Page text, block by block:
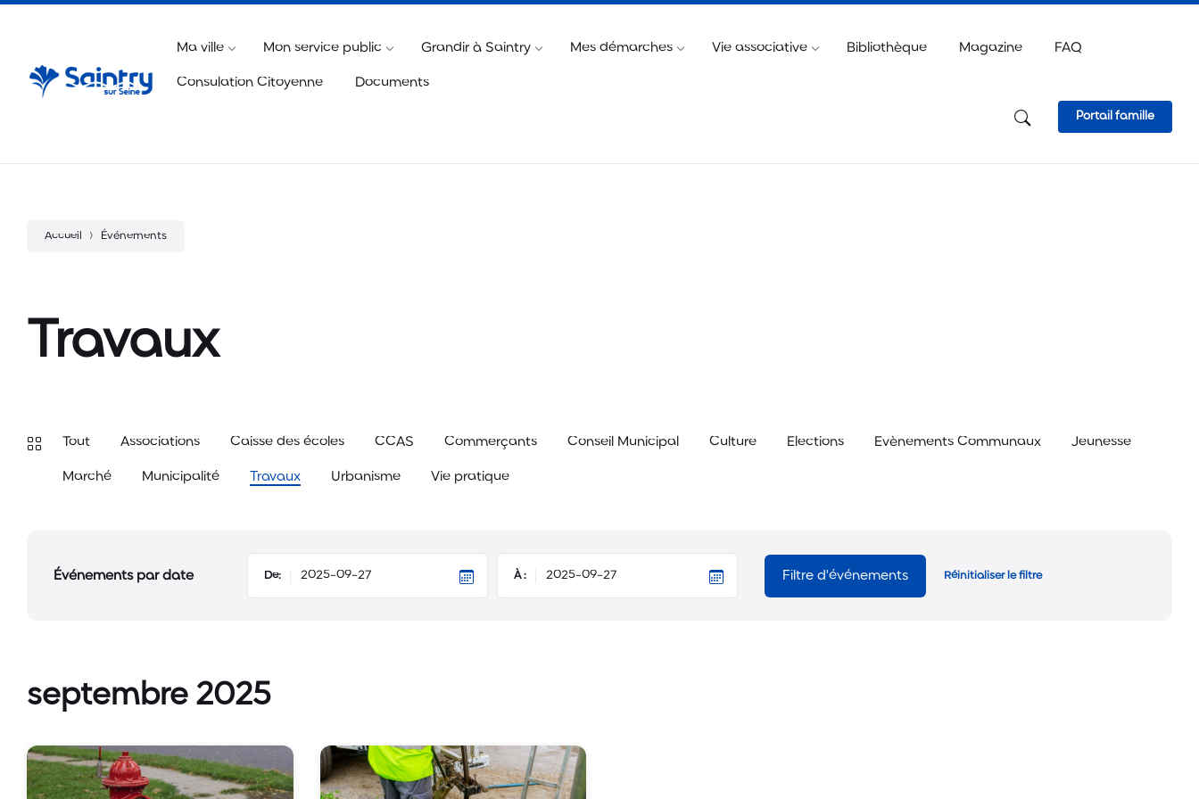
Aller
Passer
principale
Atteindre
page
Ma ville Mon service public Grandir à Saintry Mes démarches Vie associative Bibliothèque Magazine FAQ
Consulation Citoyenne Documents
Portail famille
Accueil Événements
Travaux
Tout Associations Caisse des écoles CCAS Commerçants Conseil Municipal Culture Elections Evènements Communaux Jeunesse
Marché Municipalité Travaux Urbanisme Vie pratique
Événements par date De: À : Filtre d'événements Réinitialiser le filtre
septembre 2025